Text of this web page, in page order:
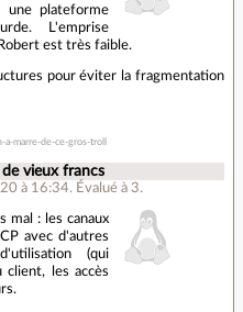
plateforme
L'emprise
est très faible.
pour éviter la fragmentation
marre-de-ce-gros-troll
vieux francs
à 16:34. Évalué à 3.
mal : les canaux
avec d'autres
(qui
client, les accès